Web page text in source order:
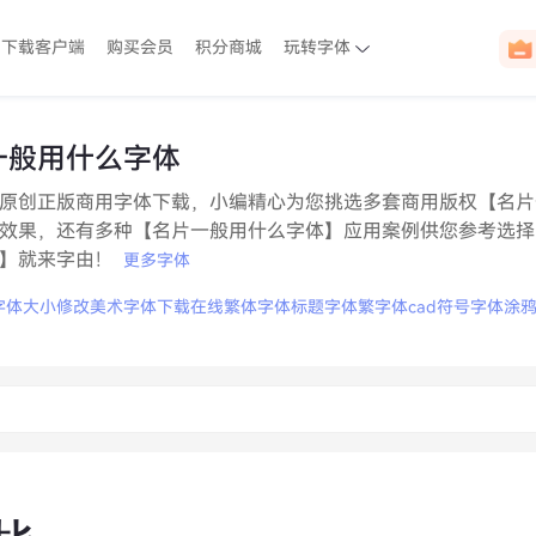
下载客户端 购买会员 积分商城 玩转字体
般用什么字体
创正版商用字体下载，小编精心为您挑选多套商用版权【名
果，还有多种【名片一般用什么字体】应用案例供您参考选
就来字由！
更多字体
体大小修改美术字体下载在线繁体字体标题字体繁字体cad符号字体涂